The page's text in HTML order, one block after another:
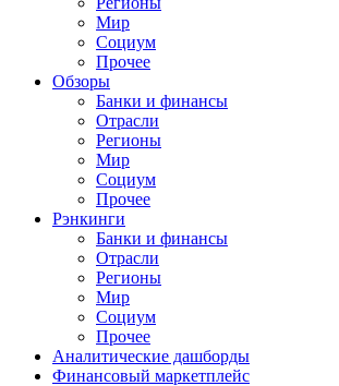
Мир
Социум
Прочее
Обзоры
Банки и финансы
Отрасли
Регионы
Мир
Социум
Прочее
Рэнкинги
Банки и финансы
Отрасли
Регионы
Мир
Социум
Прочее
Аналитические дашборды
Финансовый маркетплейс